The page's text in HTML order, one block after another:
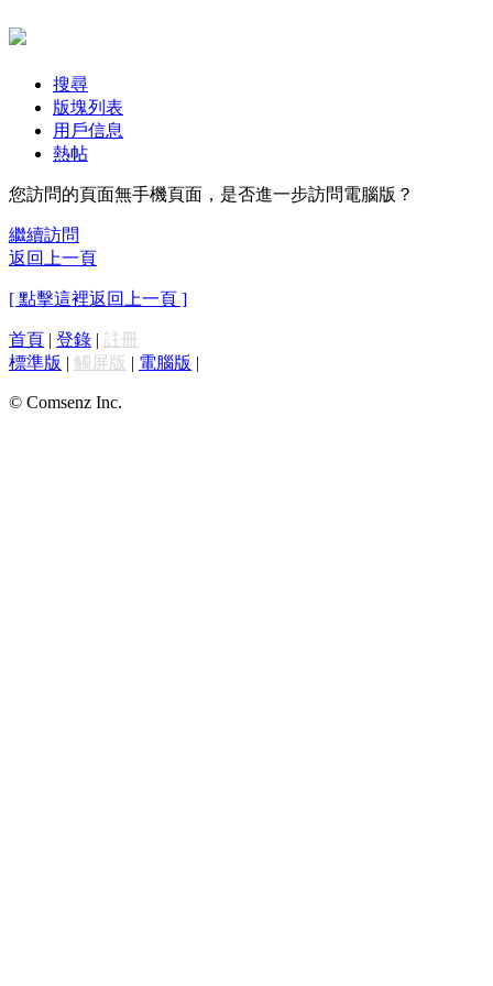
搜尋
版塊列表
用戶信息
熱帖
您訪問的頁面無手機頁面，是否進一步訪問電腦版？
繼續訪問
返回上一頁
[ 點擊這裡返回上一頁 ]
首頁 | 登錄 | 註冊
標準版 | 觸屏版 | 電腦版 |
© Comsenz Inc.